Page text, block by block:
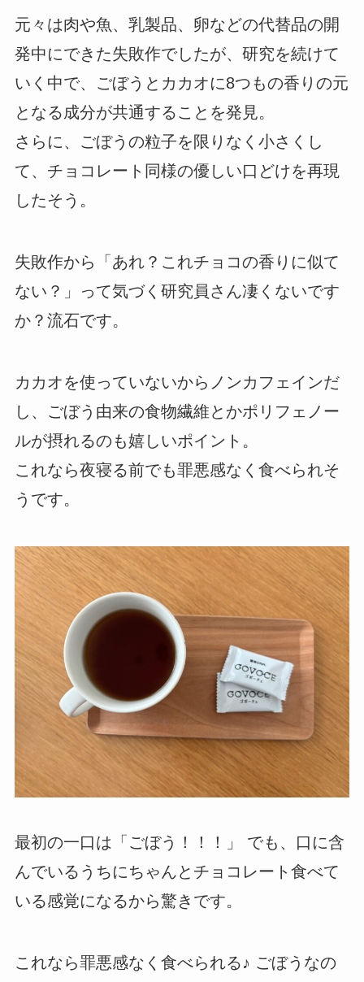
元々は肉や魚、乳製品、卵などの代替品の開
発中にできた失敗作でしたが、研究を続けて
いく中で、ごぼうとカカオに8つもの香りの元
となる成分が共通することを発見。
さらに、ごぼうの粒子を限りなく小さくし
て、チョコレート同様の優しい口どけを再現
したそう。
失敗作から「あれ？これチョコの香りに似て
ない？」って気づく研究員さん凄くないです
か？流石です。
カカオを使っていないからノンカフェインだ
し、ごぼう由来の食物繊維とかポリフェノー
ルが摂れるのも嬉しいポイント。
これなら夜寝る前でも罪悪感なく食べられそ
うです。
最初の一口は「ごぼう！！！」 でも、口に含
んでいるうちにちゃんとチョコレート食べて
いる感覚になるから驚きです。
これなら罪悪感なく食べられる♪ ごぼうなの